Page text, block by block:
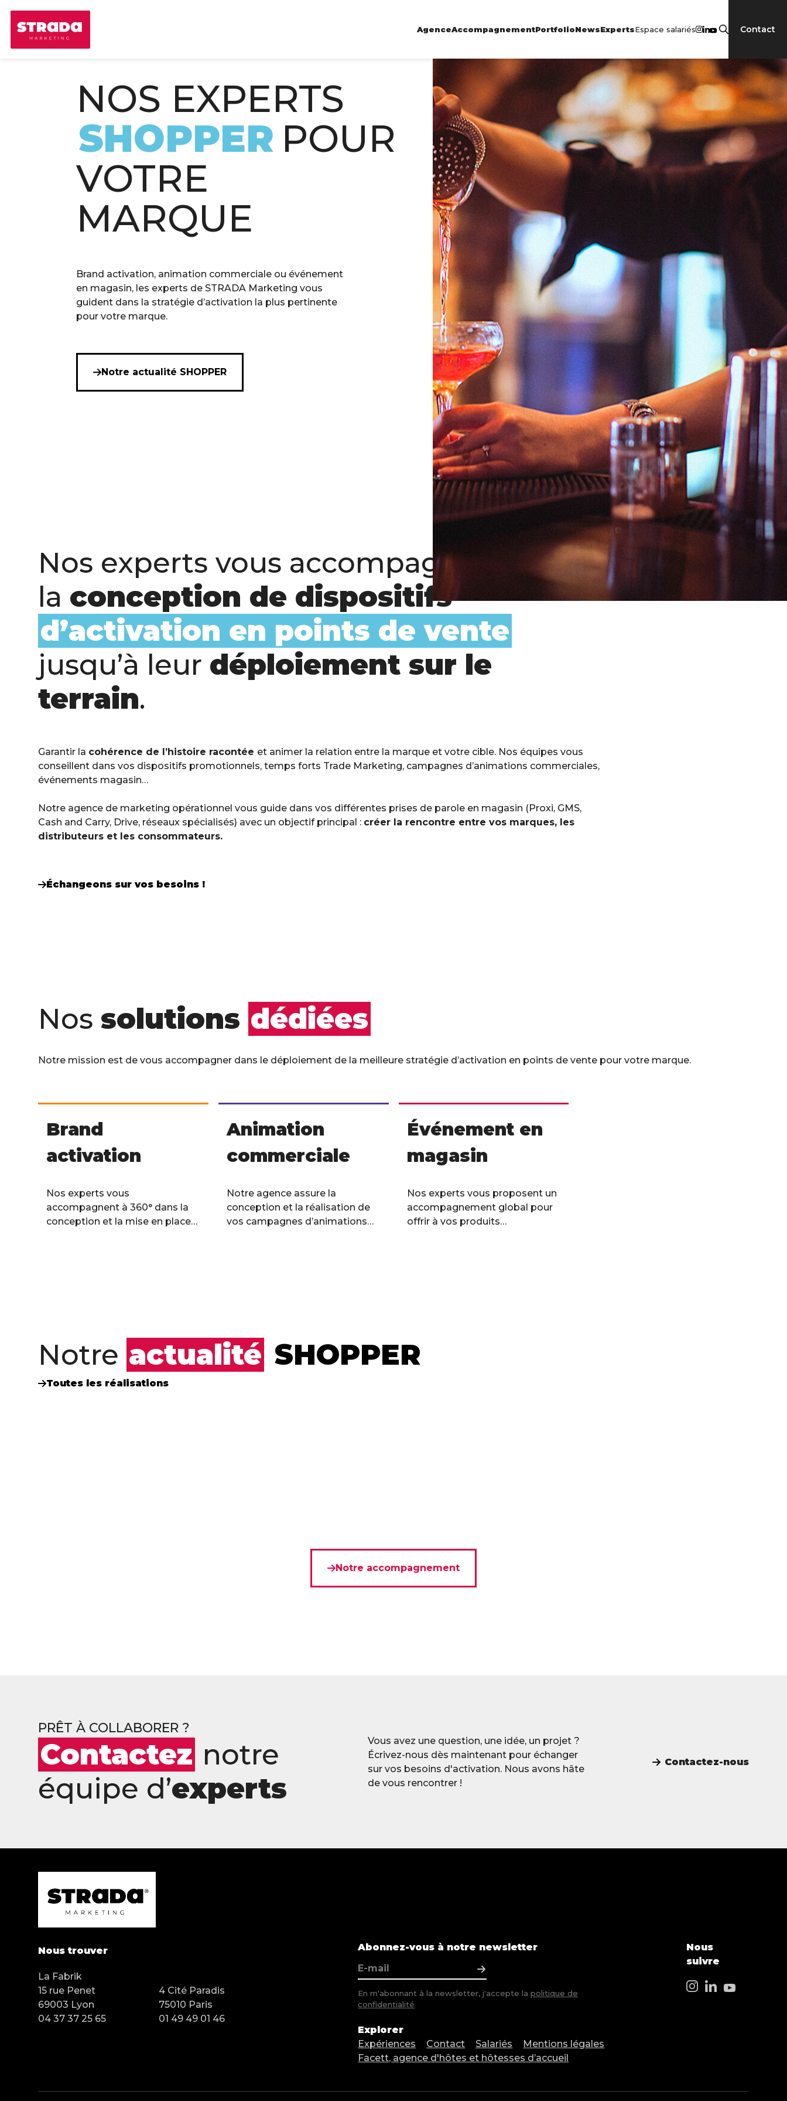
AgenceAccompagnementPortfolioNewsExpertsEspace salariés Contact
NOS EXPERTS
SHOPPER POUR
VOTRE
MARQUE
Brand activation, animation commerciale ou événement
en magasin, les experts de STRADA Marketing vous
guident dans la stratégie d’activation la plus pertinente
pour votre marque.
Notre actualité SHOPPER
Nos experts vous accompagnent dans
la conception de dispositifs
d’activation en points de vente
jusqu’à leur déploiement sur le
terrain.
Garantir la cohérence de l’histoire racontée et animer la relation entre la marque et votre cible. Nos équipes vous
conseillent dans vos dispositifs promotionnels, temps forts Trade Marketing, campagnes d’animations commerciales,
événements magasin…
Notre agence de marketing opérationnel vous guide dans vos différentes prises de parole en magasin (Proxi, GMS,
Cash and Carry, Drive, réseaux spécialisés) avec un objectif principal : créer la rencontre entre vos marques, les
distributeurs et les consommateurs.
Échangeons sur vos besoins !
Nos solutions dédiées
Notre mission est de vous accompagner dans le déploiement de la meilleure stratégie d’activation en points de vente pour votre marque.
Brand
activation
Nos experts vous
accompagnent à 360° dans la
conception et la mise en place
Animation
commerciale
Notre agence assure la
conception et la réalisation de
vos campagnes d’animations
Événement en
magasin
Nos experts vous proposent un
accompagnement global pour
offrir à vos produits
Notre actualité SHOPPER
Toutes les réalisations
Notre accompagnement
PRÊT À COLLABORER ?
Contactez notre
équipe d’experts
Vous avez une question, une idée, un projet ?
Écrivez-nous dès maintenant pour échanger
sur vos besoins d'activation. Nous avons hâte
de vous rencontrer !
Contactez-nous
Nous trouver
La Fabrik
15 rue Penet
69003 Lyon
04 37 37 25 65
4 Cité Paradis
75010 Paris
01 49 49 01 46
Abonnez-vous à notre newsletter
En m'abonnant à la newsletter, j'accepte lapolitique de
confidentialité
Nous
suivre
Explorer
Expériences
Contact Salariés
Mentions légales
Facett, agence d'hôtes et hôtesses d’accueil